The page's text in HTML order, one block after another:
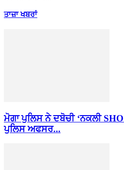
ਤਾਜ਼ਾ ਖਬਰਾਂ
ਮੋਗਾ ਪੁਲਿਸ ਨੇ ਦਬੋਚੀ ‘ਨਕਲੀ
ਪੁਲਿਸ ਅਫਸਰ...